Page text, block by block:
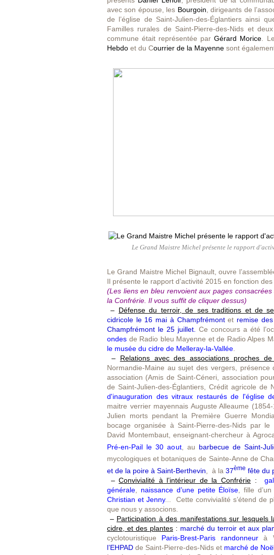
avec son épouse, les Bourgoin , dirigeants de
de l’église de Saint-Julien-des-Églantiers ainsi
Familles rurales de Saint-Pierre-des-Nids et
commune était représentée parGérard Morice .
Hebdo et du Courrier de la Mayenne sont
Le Grand Maistre Michel présente le rapport
Le Grand Maistre Michel Bignault, ouvre
Il présente le rapport d’activité 2015 en fonction
(Les liens en bleu renvoient aux pages
la Confrérie. Il vous suffit de cliquer dessus)
– Défense du terroir, de ses traditions et de
cidricole le 16 mai à Champfrémontet remise
Champfrémont le 25 juillet.
Ce concours a été
ondes de Radio bleu Mayenne et de Radio Alpes
le musée du cidre de Melleray-la-Vallée
– Relations avec des associations proches
Normandie-Maine au sujet des vergers, présence
association (Amis de Saint-Céneri, association
de Saint-Julien-des-Églantiers, Crédit agricole de
d'inauguration des vitraux restaurés de l'église
maitre verrier mayennais Auguste Alleaume
Julien morts pendant la Première Guerre
bocage organisée à Saint-Pierre-des-Nids par
David Montembaut, enseignant-chercheur à
Pré-en-Pail le 30 aout, au barbecue de Saint-
mycologiques et botaniques de Sainte-Anne de
et de la poire à Saint-Berthevin , à la 37ème fête du
–Convivialité à l’intérieur de la Confrérie :
générale
naissance d’une petite Éloïse , fille
Christian et Jenny... Cette convivialité s’étend de
que nous y associons.
– Participation à des manifestations sur
cidre, et des plantes : marché du terroir et aux
cyclotouristique Paris-Brest-Paris randonneurà
l’EHPAD de Saint-Pierre-des-Nids et marché de